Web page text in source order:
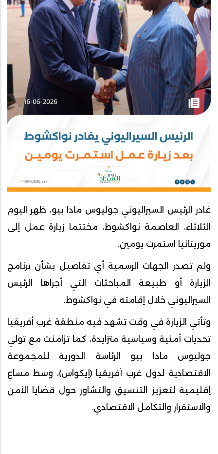
غادر الرئيس السيراليوني جوليوس مادا بيو، ظهر اليوم
الثلاثاء، العاصمة نواكشوط، مختتمًا زيارة عمل إلى
موريتانيا استمرت يومين.
ولم تصدر الجهات الرسمية أي تفاصيل بشأن برنامج
الزيارة أو طبيعة المباحثات التي أجراها الرئيس
السيراليوني خلال إقامته في نواكشوط.
وتأتي الزيارة في وقت تشهد فيه منطقة غرب أفريقيا
تحديات أمنية وسياسية متزايدة، كما تزامنت مع تولي
جوليوس مادا بيو الرئاسة الدورية للمجموعة
الاقتصادية لدول غرب أفريقيا (إيكواس)، وسط مساعٍ
إقليمية لتعزيز التنسيق والتشاور حول قضايا الأمن
والاستقرار والتكامل الاقتصادي.